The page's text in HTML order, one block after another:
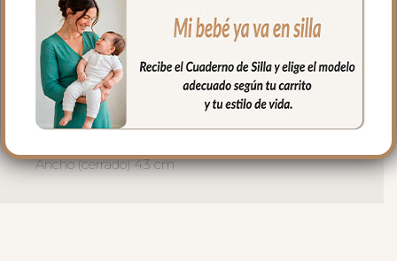
buena transpirabilidad.
Puedes lavar a mano o en lavadora,
siempre agua fría, jabones no abrasivos y
secado al natural.
Medidas:
Ancho (cerrado) 43 cm